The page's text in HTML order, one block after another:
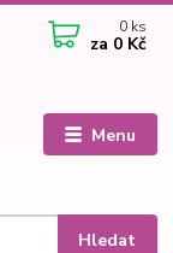
Menu
Hledat
0 ks
za 0 Kč